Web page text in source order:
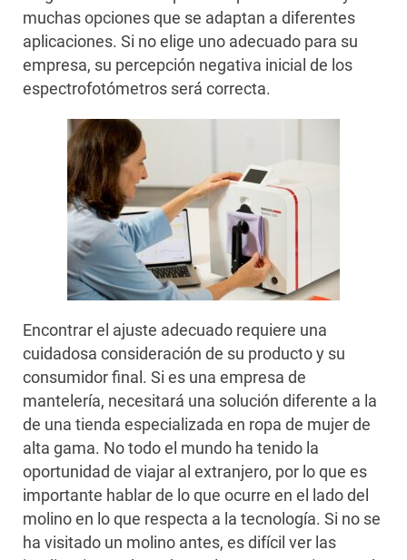
muchas opciones que se adaptan a diferentes
aplicaciones. Si no elige uno adecuado para su
empresa, su percepción negativa inicial de los
espectrofotómetros será correcta.
Encontrar el ajuste adecuado requiere una
cuidadosa consideración de su producto y su
consumidor final. Si es una empresa de
mantelería, necesitará una solución diferente a la
de una tienda especializada en ropa de mujer de
alta gama. No todo el mundo ha tenido la
oportunidad de viajar al extranjero, por lo que es
importante hablar de lo que ocurre en el lado del
molino en lo que respecta a la tecnología. Si no se
ha visitado un molino antes, es difícil ver las